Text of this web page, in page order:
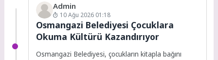
Admin
10 Ağu 2026 01:18
Osmangazi Belediyesi Çocuklara
Okuma Kültürü Kazandırıyor
Osmangazi Belediyesi, çocukların kitapla bağını